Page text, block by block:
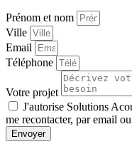
Prénom et nom
Ville
Email
Téléphone
Votre projet
J'autorise Solutions
me recontacter, par email
Envoyer